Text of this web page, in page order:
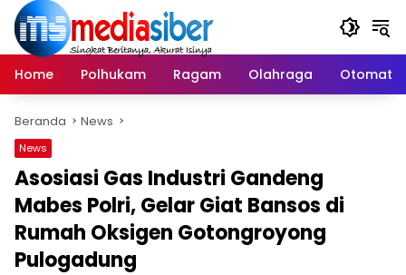
Langsung
konten
Home
Polhukam Ragam Olahraga Otomatif
Beranda News
News
Asosiasi Gas Industri Gandeng
Mabes Polri, Gelar Giat Bansos di
Rumah Oksigen Gotongroyong
Pulogadung